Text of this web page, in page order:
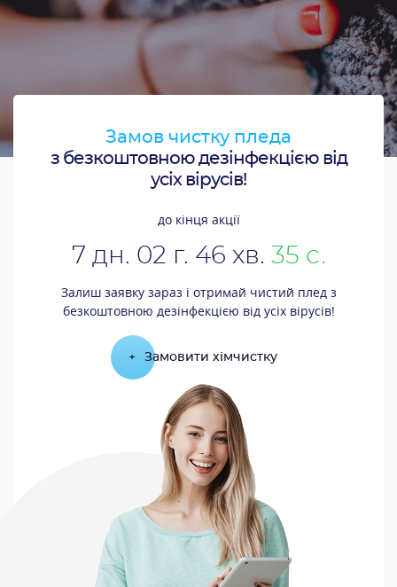
Замов чистку пледа
з безкоштовною дезінфекцією від
усіх вірусів!
до кінця акції
7дн. 02г. 46хв. 34 с.
Залиш заявку зараз і отримай чистий плед з
безкоштовною дезінфекцією від усіх вірусів!
+ Замовити хімчистку